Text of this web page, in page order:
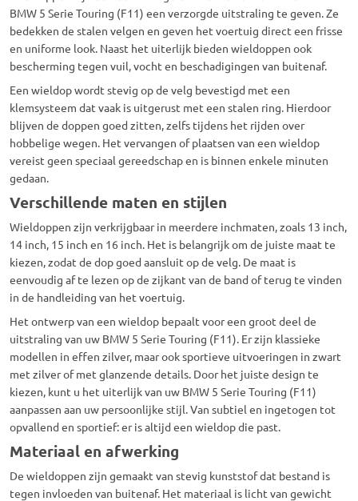
BMW 5 Serie Touring (F11) een verzorgde uitstraling te geven. Ze
bedekken de stalen velgen en geven het voertuig direct een frisse
en uniforme look. Naast het uiterlijk bieden wieldoppen ook
bescherming tegen vuil, vocht en beschadigingen van buitenaf.
Een wieldop wordt stevig op de velg bevestigd met een
klemsysteem dat vaak is uitgerust met een stalen ring. Hierdoor
blijven de doppen goed zitten, zelfs tijdens het rijden over
hobbelige wegen. Het vervangen of plaatsen van een wieldop
vereist geen speciaal gereedschap en is binnen enkele minuten
gedaan.
Verschillende maten en stijlen
Wieldoppen zijn verkrijgbaar in meerdere inchmaten, zoals 13 inch,
14 inch, 15 inch en 16 inch. Het is belangrijk om de juiste maat te
kiezen, zodat de dop goed aansluit op de velg. De maat is
eenvoudig af te lezen op de zijkant van de band of terug te vinden
in de handleiding van het voertuig.
Het ontwerp van een wieldop bepaalt voor een groot deel de
uitstraling van uw BMW 5 Serie Touring (F11). Er zijn klassieke
modellen in effen zilver, maar ook sportieve uitvoeringen in zwart
met zilver of met glanzende details. Door het juiste design te
kiezen, kunt u het uiterlijk van uw BMW 5 Serie Touring (F11)
aanpassen aan uw persoonlijke stijl. Van subtiel en ingetogen tot
opvallend en sportief: er is altijd een wieldop die past.
Materiaal en afwerking
De wieldoppen zijn gemaakt van stevig kunststof dat bestand is
tegen invloeden van buitenaf. Het materiaal is licht van gewicht